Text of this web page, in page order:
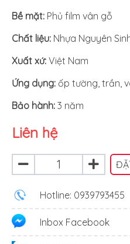
Bề mặt: Phủ film vân gỗ
Chất liệu: Nhựa Nguyên
Xuất xứ: Việt Nam
Ứng dụng: ốp tường, trần,
Bảo hành: 3 năm
Liên hệ
Hotline: 0939793455
Inbox Facebook